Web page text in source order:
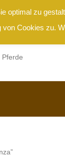
Pferde
optimal zu
Cookies zu.